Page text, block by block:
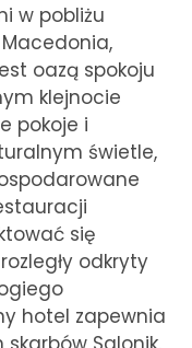
w pobliżu
oazą spokoju
klejnocie
pokoje i
świetle,
się
odkryty
hotel zapewnia